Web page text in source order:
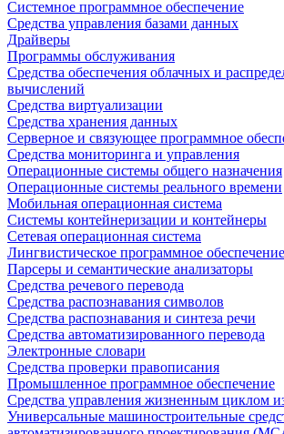
Системное программное обеспечение
Средства управления базами данных
Драйверы
Программы обслуживания
Средства обеспечения облачных и
вычислений
Средства виртуализации
Средства хранения данных
Серверное и связующее программное
Средства мониторинга и управления
Операционные системы общего назначения
Операционные системы реального времени
Мобильная операционная система
Системы контейнеризации и контейнеры
Сетевая операционная система
Лингвистическое программное обеспечение
Парсеры и семантические анализаторы
Средства речевого перевода
Средства распознавания символов
Средства распознавания и синтеза речи
Средства автоматизированного перевода
Электронные словари
Средства проверки правописания
Промышленное программное обеспечение
Средства управления жизненным циклом
Универсальные машиностроительные